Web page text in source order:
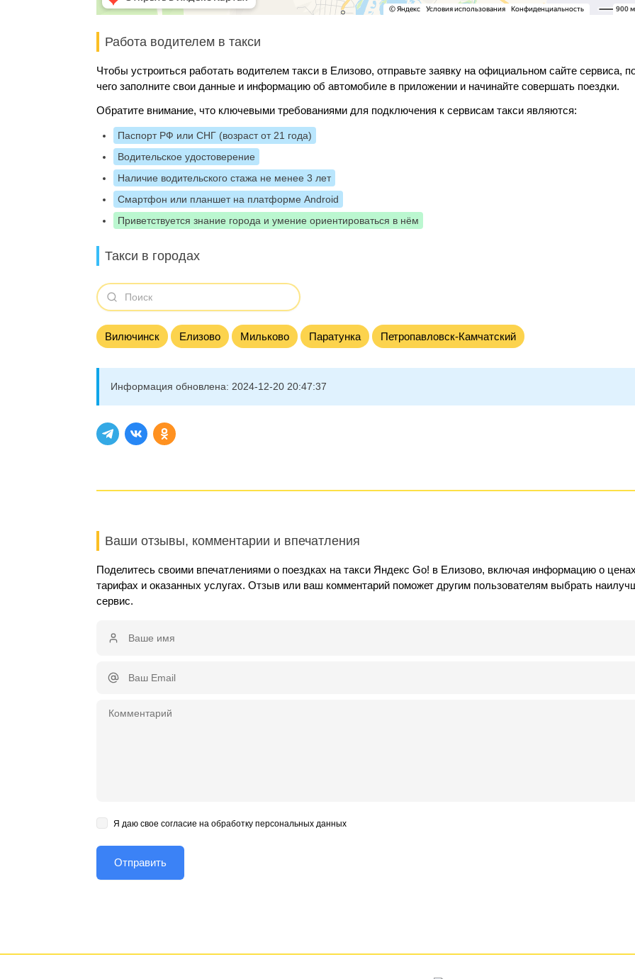
Работа водителем в такси
Чтобы устроиться работать водителем такси в Елизово, отправьте заявку на официальном сайте сервиса,
чего заполните свои данные и информацию об автомобиле в приложении и начинайте совершать поездки.
Обратите внимание, что ключевыми требованиями для подключения к сервисам такси являются:
Паспорт РФ или СНГ (возраст от 21 года)
Водительское удостоверение
Наличие водительского стажа не менее 3 лет
Смартфон или планшет на платформе Android
Приветствуется знание города и умение ориентироваться в нём
Такси в городах
Вилючинск Елизово Мильково Паратунка Петропавловск-Камчатский
Информация обновлена: 2024-12-20 20:47:37
Ваши отзывы, комментарии и впечатления
Поделитесь своими впечатлениями о поездках на такси Яндекс Go! в Елизово, включая информацию о
тарифах и оказанных услугах. Отзыв или ваш комментарий поможет другим пользователям выбрать
сервис.
Я даю свое согласие на обработку персональных данных